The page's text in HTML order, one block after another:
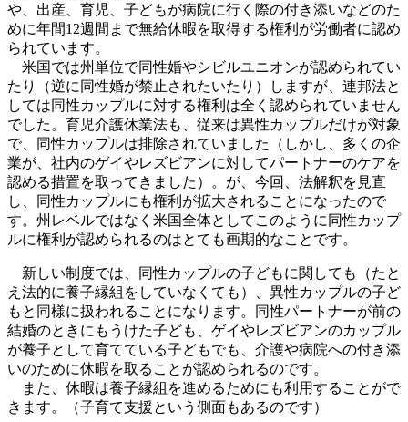
や、出産、育児、子どもが病院に行く際の付き添いなどのた
めに年間12週間まで無給休暇を取得する権利が労働者に認め
られています。
米国では州単位で同性婚やシビルユニオンが認められてい
たり（逆に同性婚が禁止されたいたり）しますが、連邦法と
しては同性カップルに対する権利は全く認められていません
でした。育児介護休業法も、従来は異性カップルだけが対象
で、同性カップルは排除されていました（しかし、多くの企
業が、社内のゲイやレズビアンに対してパートナーのケアを
認める措置を取ってきました）。が、今回、法解釈を見直
し、同性カップルにも権利が拡大されることになったので
す。州レベルではなく米国全体としてこのように同性カップ
ルに権利が認められるのはとても画期的なことです。
新しい制度では、同性カップルの子どもに関しても（たと
え法的に養子縁組をしていなくても）、異性カップルの子ど
もと同様に扱われることになります。同性パートナーが前の
結婚のときにもうけた子ども、ゲイやレズビアンのカップル
が養子として育てている子どもでも、介護や病院への付き添
いのために休暇を取ることが認められるのです。
また、休暇は養子縁組を進めるためにも利用することがで
きます。（子育て支援という側面もあるのです）